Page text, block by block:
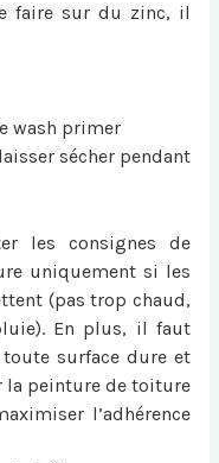
faire sur du zinc, il
wash primer
sécher pendant
les consignes de
uniquement si les
(pas trop chaud,
En plus, il faut
surface dure et
la peinture de toiture
l’adhérence